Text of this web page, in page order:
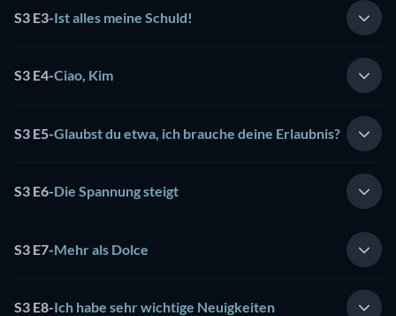
S3 E3-Ist alles meine Schuld!
S3 E4-Ciao, Kim
S3 E5-Glaubst du etwa, ich brauche deine Erlaubnis?
S3 E6-Die Spannung steigt
S3 E7-Mehr als Dolce
S3 E8-Ich habe sehr wichtige Neuigkeiten